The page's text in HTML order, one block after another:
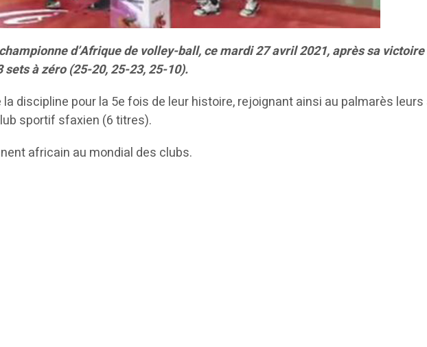
d’Afrique de volley-ball, ce mardi 27 avril 2021, après sa
sets à zéro (25-20, 25-23, 25-10).
discipline pour la 5e fois de leur histoire, rejoignant ainsi au palmarès
sportif sfaxien (6 titres).
africain au mondial des clubs.